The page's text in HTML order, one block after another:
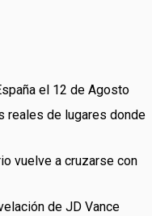
el 12 de Agosto
reales de lugares donde
vuelve a cruzarse con
de JD Vance